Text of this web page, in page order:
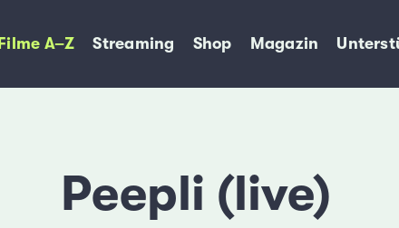
Filme A–Z Streaming Shop Magazin
Peepli (live)